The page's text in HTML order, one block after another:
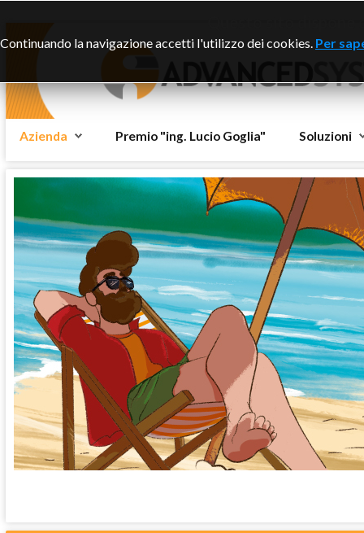
Azienda Premio "ing. Lucio Goglia" Soluzioni
Continuando la navigazione accetti l'utilizzo dei cookies. Per